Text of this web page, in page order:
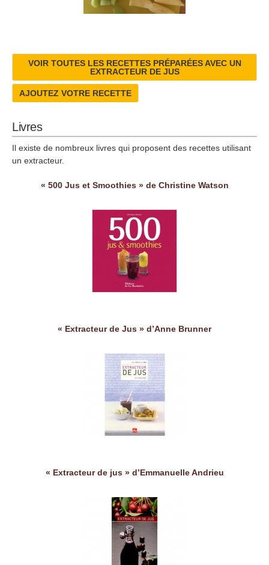
VOIR TOUTES LES RECETTES PRÉPARÉES AVEC UN
EXTRACTEUR DE JUS
AJOUTEZ VOTRE RECETTE
Livres
Il existe de nombreux livres qui proposent des recettes utilisant
un extracteur.
« 500 Jus et Smoothies » de Christine Watson
« Extracteur de Jus » d’Anne Brunner
« Extracteur de jus » d’Emmanuelle Andrieu